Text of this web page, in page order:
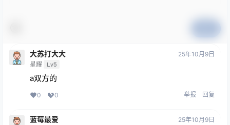
大苏打大大
星耀 Lv5
25年10月9日
a双方的
0 0 举报 回复
蓝莓最爱 25年10月9日